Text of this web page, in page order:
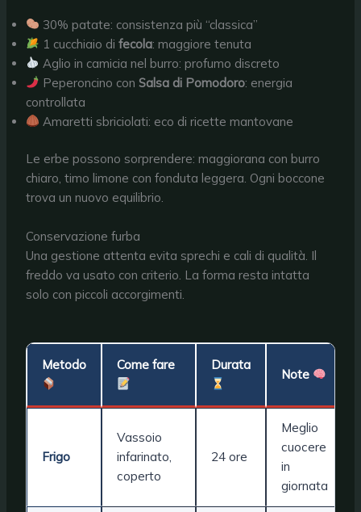
30% patate: consistenza più “classica”
1 cucchiaio difecola: maggiore tenuta
Aglio in camicia nel burro: profumo discreto
Peperoncino conSalsa di Pomodoro: energia
controllata
Amaretti sbriciolati: eco di ricette mantovane
Le erbe possono sorprendere: maggiorana con burro
chiaro, timo limone con fonduta leggera. Ogni boccone
trova un nuovo equilibrio.
Conservazione furba
Una gestione attenta evita sprechi e cali di qualità. Il
freddo va usato con criterio. La forma resta intatta
solo con piccoli accorgimenti.
Metodo Come fare Durata
Note
Frigo
Vassoio
infarinato,
coperto
24 ore
Meglio
cuocere
in
giornata